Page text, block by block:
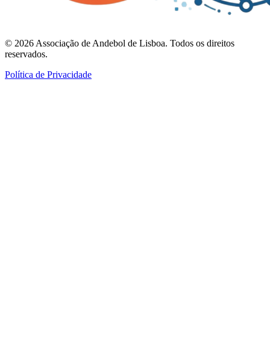
© 2026 Associação de Andebol de Lisboa. Todos os direitos
reservados.
Política de Privacidade